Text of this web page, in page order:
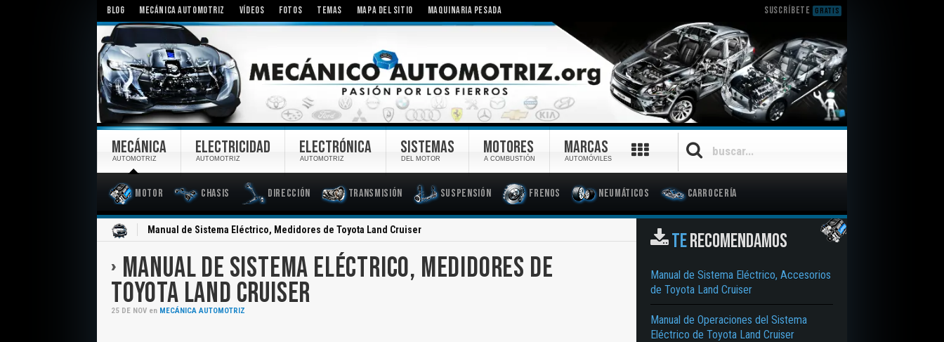
BLOG MECÁNICA AUTOMOTRIZ VÍDEOS FOTOS TEMAS MAPA DEL SITIO MAQUINARIA PESADA SUSCRÍBETE GRATIS
MECÁNICA
AUTOMOTRIZ
Motor Chasis Dirección Transmisión Suspensión Frenos Neumáticos Carrocería
ELECTRICIDAD
AUTOMOTRIZ
ELECTRÓNICA
AUTOMOTRIZ
SISTEMAS
DEL MOTOR
MOTORES
A COMBUSTIÓN
MARCAS
AUTOMÓVILES
Manual de Sistema Eléctrico, Medidores de Toyota Land Cruiser
MANUAL DE SISTEMA ELÉCTRICO, MEDIDORES DE
TOYOTA LAND CRUISER
25 DE NOV en MECÁNICA AUTOMOTRIZ
TERECOMENDAMOS
Manual de Sistema Eléctrico, Accesorios
de Toyota Land Cruiser
Manual de Operaciones del Sistema
Eléctrico de Toyota Land Cruiser